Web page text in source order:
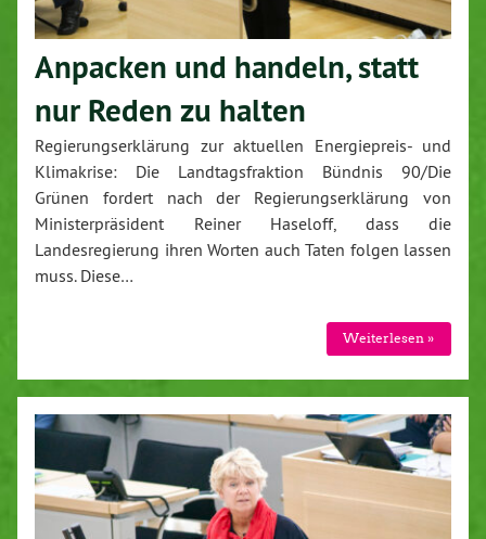
Anpacken und handeln, statt
nur Reden zu halten
Regierungserklärung zur aktuellen Energiepreis- und
Klimakrise: Die Landtagsfraktion Bündnis 90/Die
Grünen fordert nach der Regierungserklärung von
Ministerpräsident Reiner Haseloff, dass die
Landesregierung ihren Worten auch Taten folgen lassen
muss. Diese…
Weiterlesen »